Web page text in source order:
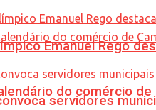
do comércio
Emanuel Rego
servidores